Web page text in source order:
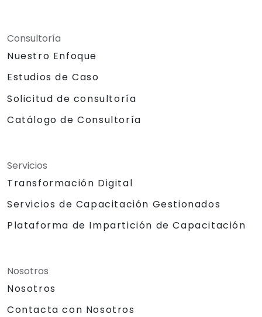
Consultoría
Nuestro Enfoque
Estudios de Caso
Solicitud de consultoría
Catálogo de Consultoría
Servicios
Transformación Digital
Servicios de Capacitación Gestionados
Plataforma de Impartición de Capacitación
Nosotros
Nosotros
Contacta con Nosotros